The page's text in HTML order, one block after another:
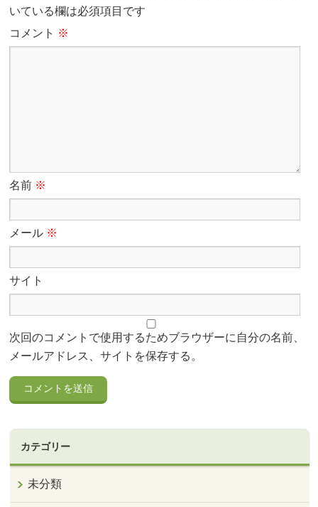
いている欄は必須項目です
コメント ※
名前 ※
メール ※
サイト
次回のコメントで使用するためブラウザーに自分の名前、
メールアドレス、サイトを保存する。
カテゴリー
未分類